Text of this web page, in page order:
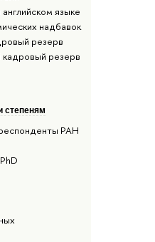
языке
надбавок
резерв
резерв
степеням
РАН